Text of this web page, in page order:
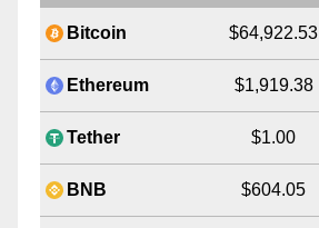
Bitcoin $64,922.53
Ethereum $1,919.38
Tether $1.00
BNB $604.05